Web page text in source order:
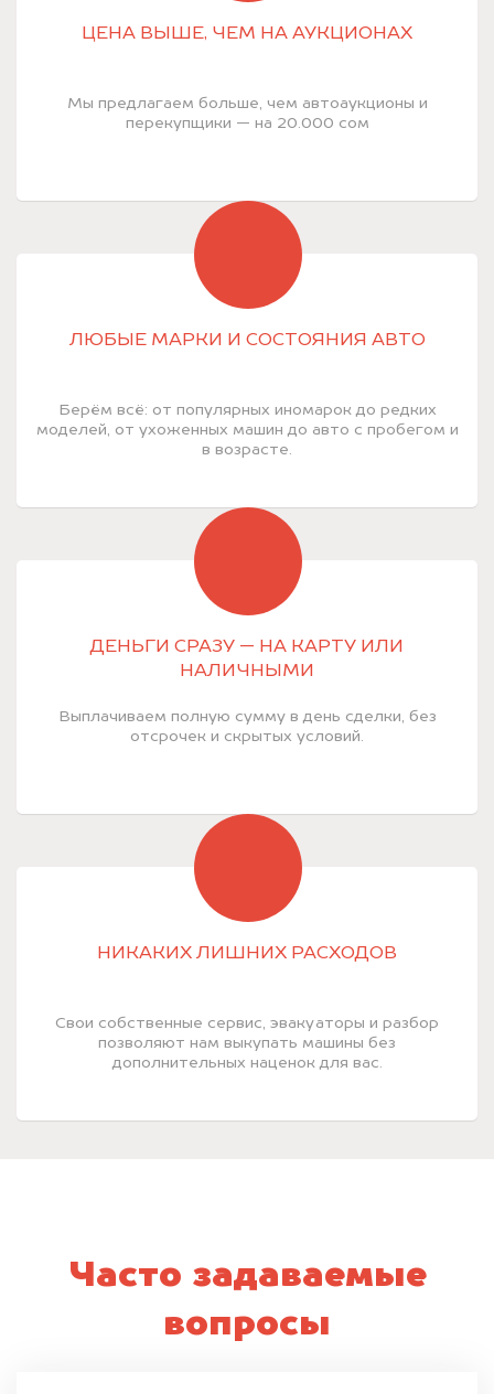
ЦЕНА ВЫШЕ, ЧЕМ НА АУКЦИОНАХ
Мы предлагаем больше, чем автоаукционы и
перекупщики — на 20.000 сом
ЛЮБЫЕ МАРКИ И СОСТОЯНИЯ АВТО
Берём всё: от популярных иномарок до редких
моделей, от ухоженных машин до авто с пробегом и
в возрасте.
ДЕНЬГИ СРАЗУ — НА КАРТУ ИЛИ
НАЛИЧНЫМИ
Выплачиваем полную сумму в день сделки, без
отсрочек и скрытых условий.
НИКАКИХ ЛИШНИХ РАСХОДОВ
Свои собственные сервис, эвакуаторы и разбор
позволяют нам выкупать машины без
дополнительных наценок для вас.
Часто задаваемые
вопросы